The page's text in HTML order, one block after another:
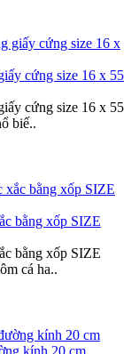
cứng size 16 x 55
cứng size 16 x 55
biế..
bằng xốp SIZE
bằng xốp SIZE
cá ha..
kính 20 cm